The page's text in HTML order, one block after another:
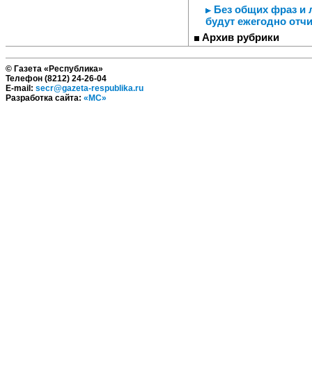
Без общих фраз и
будут ежегодно
Архив рубрики
© Газета «Республика»
Телефон (8212) 24-26-04
E-mail: secr@gazeta-respublika.ru
Разработка сайта: «МС»